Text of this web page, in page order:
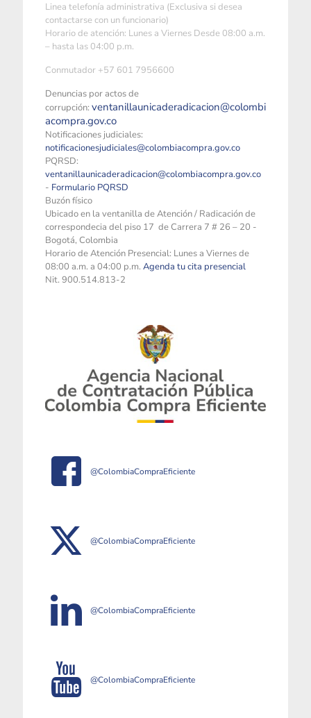
Linea telefonía administrativa (Exclusiva si desea
contactarse con un funcionario)
Horario de atención: Lunes a Viernes Desde 08:00 a.m.
– hasta las 04:00 p.m.
Conmutador +57 601 7956600
Denuncias por actos de
corrupción: ventanillaunicaderadicacion@colombi
acompra.gov.co
Notificaciones judiciales:
notificacionesjudiciales@colombiacompra.gov.co
PQRSD:
ventanillaunicaderadicacion@colombiacompra.gov.co
- Formulario PQRSD
Buzón físico
Ubicado en la ventanilla de Atención / Radicación de
correspondecia del piso 17 de Carrera 7 # 26 – 20 -
Bogotá, Colombia
Horario de Atención Presencial: Lunes a Viernes de
08:00 a.m. a 04:00 p.m. Agenda tu cita presencial
Nit. 900.514.813-2
@ColombiaCompraEficiente
@ColombiaCompraEficiente
@ColombiaCompraEficiente
@ColombiaCompraEficiente